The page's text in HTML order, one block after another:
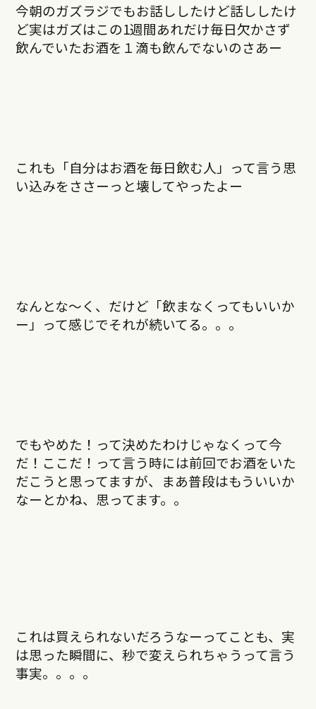
今朝のガズラジでもお話ししたけど話ししたけ
ど実はガズはこの1週間あれだけ毎日欠かさず
飲んでいたお酒を１滴も飲んでないのさあー
これも「自分はお酒を毎日飲む人」って言う思
い込みをささーっと壊してやったよー
なんとな〜く、だけど「飲まなくってもいいか
ー」って感じでそれが続いてる。。。
でもやめた！って決めたわけじゃなくって今
だ！ここだ！って言う時には前回でお酒をいた
だこうと思ってますが、まあ普段はもういいか
なーとかね、思ってます。。
これは買えられないだろうなーってことも、実
は思った瞬間に、秒で変えられちゃうって言う
事実。。。。